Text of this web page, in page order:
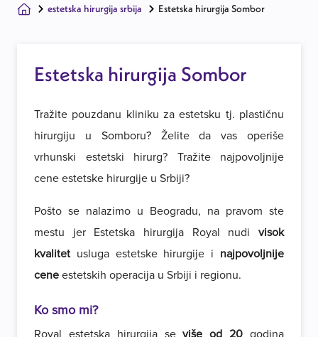
estetska hirurgija srbija Estetska hirurgija Sombor
Estetska hirurgija Sombor
Tražite pouzdanu kliniku za estetsku tj. plastičnu
hirurgiju u Somboru? Želite da vas operiše
vrhunski estetski hirurg? Tražite najpovoljnije
cene estetske hirurgije u Srbiji?
Pošto se nalazimo u Beogradu, na pravom ste
mestu jer Estetska hirurgija Royal nudi visok
kvalitet usluga estetske hirurgije i najpovoljnije
cene estetskih operacija u Srbiji i regionu.
Ko smo mi?
Royal estetska hirurgija seviše od 20godina